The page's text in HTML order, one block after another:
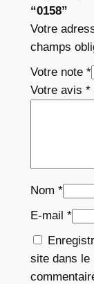
“0158”
Votre
champs
Votre note *
Votre avis *
Nom *
E-mail *
site dans le